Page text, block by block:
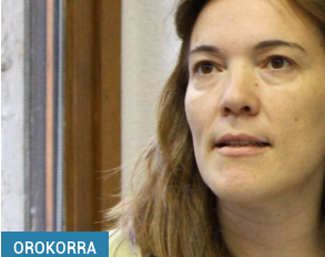
OROKORRA